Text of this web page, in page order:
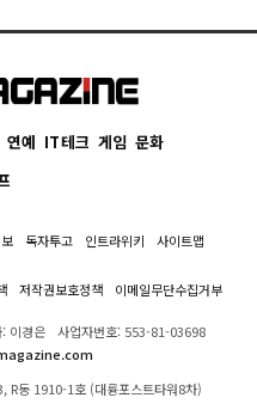
연예 IT테크 게임 문화
독자투고 인트라위키 사이트맵
저작권보호정책 이메일무단수집거부
이경은
사업자번호: 553-81-03698
R동 1910-1호 (대륭포스트타워8차)